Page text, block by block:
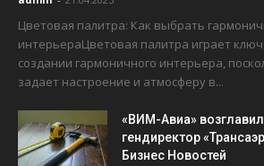
Цветовая палитра: Как выбрать
интерьераЦветовая палитра играет
создании гармоничного интерьера,
задает настроение и атмосферу в...
«ВИМ-Авиа»
гендиректор
Бизнес Новостей